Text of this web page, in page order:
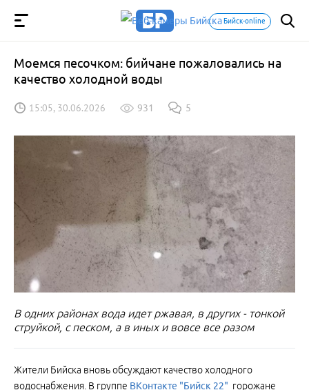
Бийск-online
Моемся песочком: бийчане пожаловались на
качество холодной воды
15:05, 30.06.2026 931 5
В одних районах вода идет ржавая, в других - тонкой
струйкой, с песком, а в иных и вовсе все разом
Жители Бийска вновь обсуждают качество холодного
водоснабжения. В группе ВКонтакте "Бийск 22" горожане